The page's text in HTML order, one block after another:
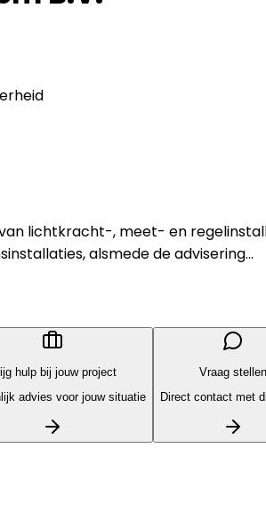
lichtkracht-, meet- en
alsmede de advisering...
hulp bij jouw project
advies voor jouw situatie
Vraag stellen
Direct contact met